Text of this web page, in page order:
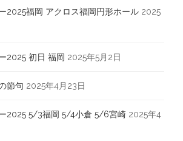
2025福岡 アクロス福岡円形ホール 2025
2025 初日 福岡 2025年5月2日
節句 2025年4月23日
2025 5/3福岡 5/4小倉 5/6宮崎 2025年4